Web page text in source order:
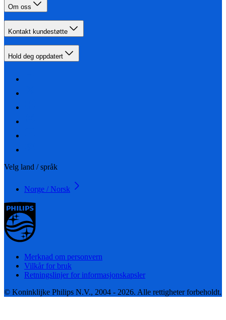
Om oss
Kontakt kundestøtte
Hold deg oppdatert
Velg land / språk
Norge / Norsk
Merknad om personvern
Vilkår for bruk
Retningslinjer for informasjonskapsler
© Koninklijke Philips N.V., 2004 - 2026. Alle rettigheter forbeholdt.